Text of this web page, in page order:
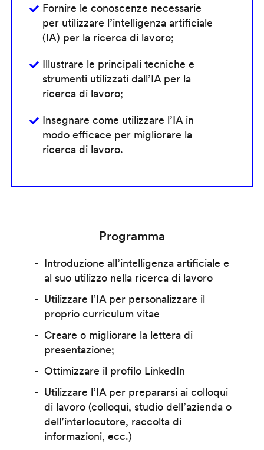
Fornire le conoscenze necessarie
per utilizzare l’intelligenza artificiale
(IA) per la ricerca di lavoro;
Illustrare le principali tecniche e
strumenti utilizzati dall’IA per la
ricerca di lavoro;
Insegnare come utilizzare l’IA in
modo efficace per migliorare la
ricerca di lavoro.
Programma
Introduzione all’intelligenza artificiale e
al suo utilizzo nella ricerca di lavoro
Utilizzare l’IA per personalizzare il
proprio curriculum vitae
Creare o migliorare la lettera di
presentazione;
Ottimizzare il profilo LinkedIn
Utilizzare l’IA per prepararsi ai colloqui
di lavoro (colloqui, studio dell’azienda o
dell’interlocutore, raccolta di
informazioni, ecc.)